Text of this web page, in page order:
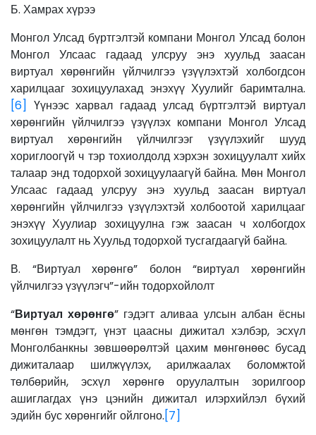
Б. Хамрах хүрээ
Монгол Улсад бүртгэлтэй компани Монгол Улсад болон
Монгол Улсаас гадаад улсруу энэ хуульд заасан
виртуал хөрөнгийн үйлчилгээ үзүүлэхтэй холбогдсон
харилцааг зохицуулахад энэхүү Хуулийг баримтална.
[6] Үүнээс харвал гадаад улсад бүртгэлтэй виртуал
хөрөнгийн үйлчилгээ үзүүлэх компани Монгол Улсад
виртуал хөрөнгийн үйлчилгээг үзүүлэхийг шууд
хориглоогүй ч тэр тохиолдолд хэрхэн зохицуулалт хийх
талаар энд тодорхой зохицуулаагүй байна. Мөн Монгол
Улсаас гадаад улсруу энэ хуульд заасан виртуал
хөрөнгийн үйлчилгээ үзүүлэхтэй холбоотой харилцааг
энэхүү Хуулиар зохицуулна гэж заасан ч холбогдох
зохицуулалт нь Хуульд тодорхой тусгагдаагүй байна.
В. “Виртуал хөрөнгө” болон “виртуал хөрөнгийн
үйлчилгээ үзүүлэгч”-ийн тодорхойлолт
“Виртуал хөрөнгө” гэдэгт аливаа улсын албан ёсны
мөнгөн тэмдэгт, үнэт цаасны дижитал хэлбэр, эсхүл
Монголбанкны зөвшөөрөлтэй цахим мөнгөнөөс бусад
дижиталаар шилжүүлэх, арилжаалах боломжтой
төлбөрийн, эсхүл хөрөнгө оруулалтын зорилгоор
ашиглагдах үнэ цэнийн дижитал илэрхийлэл бүхий
эдийн бус хөрөнгийг ойлгоно.[7]